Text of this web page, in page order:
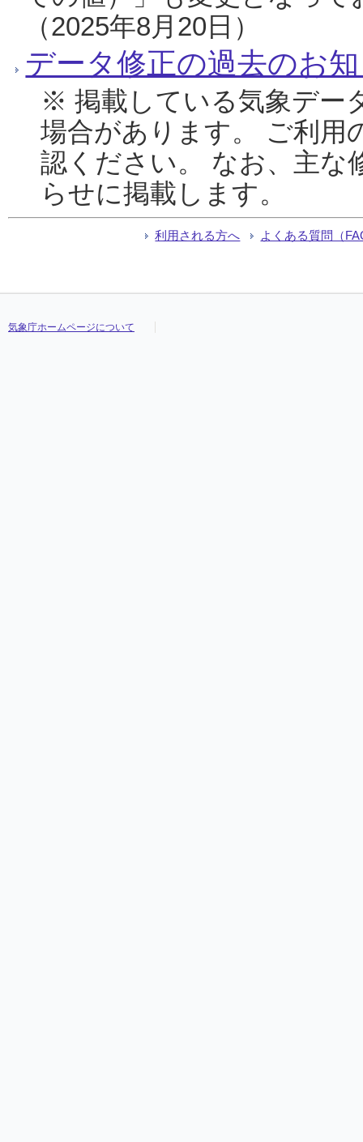
（2025年8月20日）
データ修正の過去のお
※ 掲載している気象デー
場合があります。 ご利用
認ください。 なお、主な
らせに掲載します。
利用される方へ よくある質問（
気象庁ホームページについて